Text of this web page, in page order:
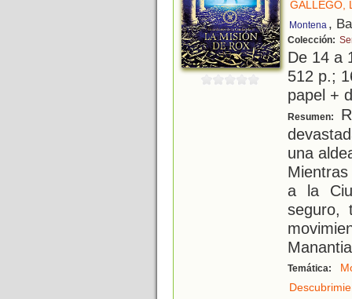
GALLEGO,
Montena ,
Colección:
De 14 a
512 p.;
papel +
Resumen:
una
a la
seguro,
Temática: